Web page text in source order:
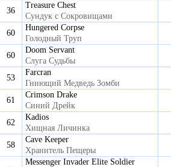
36
Treasure Chest
Сундук с Сокровищами
60
Hungered Corpse
Голодный Труп
60
Doom Servant
Слуга Судьбы
53
Farcran
Гниющий Медведь Зомби
61
Crimson Drake
Синий Дрейк
62
Kadios
Хищная Личинка
58
Cave Keeper
Хранитель Пещеры
Messenger Invader Elite Soldier